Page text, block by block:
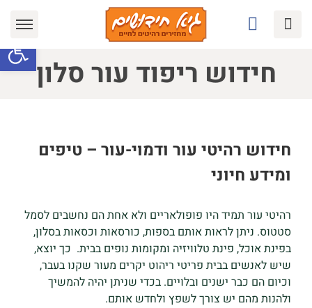
פתח
חידוש ריפוד עור סלון
חידוש רהיטי עור ודמוי-עור – טיפים
ומידע חיוני
רהיטי עור תמיד היו פופולאריים ולא אחת הם נחשבים לסמל
סטטוס. ניתן לראות אותם בספות, כורסאות וכסאות בסלון,
בפינת אוכל, פינת טלוויזיה ומקומות נופים בבית. כך יוצא,
שיש לאנשים בבית פריטי ריהוט יקרים מעור שקנו בעבר,
וכיום הם כבר ישנים ובלויים. בכדי שניתן יהיה להמשיך
ולהנות מהם יש צורך לשפץ ולחדש אותם.